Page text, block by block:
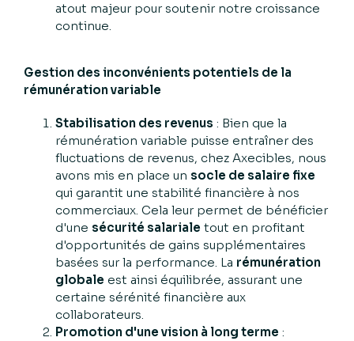
atout majeur pour soutenir notre croissance
continue.
Gestion des inconvénients potentiels de la
rémunération variable
Stabilisation des revenus : Bien que la
rémunération variable puisse entraîner des
fluctuations de revenus, chez Axecibles, nous
avons mis en place un socle de salaire fixe
qui garantit une stabilité financière à nos
commerciaux. Cela leur permet de bénéficier
d'une sécurité salariale tout en profitant
d'opportunités de gains supplémentaires
basées sur la performance. La rémunération
globale est ainsi équilibrée, assurant une
certaine sérénité financière aux
collaborateurs.
Promotion d'une vision à long terme :